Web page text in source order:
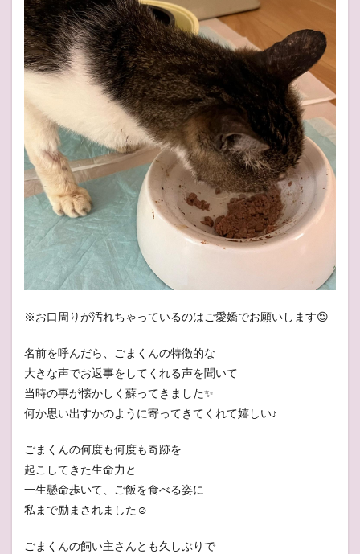
※お口周りが汚れちゃっているのはご愛嬌でお願いします😌
名前を呼んだら、ごまくんの特徴的な
大きな声でお返事をしてくれる声を聞いて
当時の事が懐かしく蘇ってきました✨
何か思い出すかのように寄ってきてくれて嬉しい♪
ごまくんの何度も何度も奇跡を
起こしてきた生命力と
一生懸命歩いて、ご飯を食べる姿に
私まで励まされました☺️
ごまくんの飼い主さんとも久しぶりで